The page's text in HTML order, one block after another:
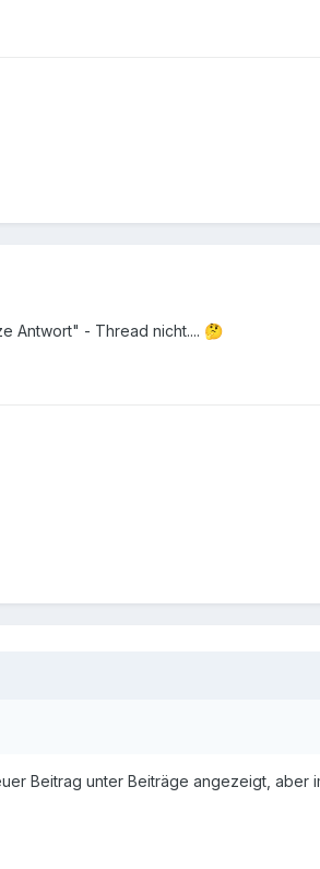
Antwort" - Thread nicht.... 🤔
Beitrag unter Beiträge angezeigt, aber